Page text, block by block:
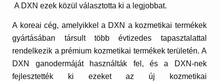
A DXN ezek közül választotta ki a legjobbat.
A koreai cég, amelyikkel a DXN a kozmetikai termékek
gyártásában társult több évtizedes tapasztalattal
rendelkezik a prémium kozmetikai termékek területén. A
DXN ganodermáját használták fel, és a DXN-nek
fejlesztették ki ezeket az új kozmetikai